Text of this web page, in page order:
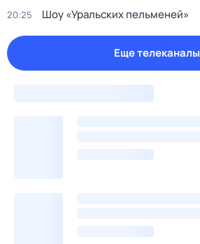
20:25 Шоу «Уральских пельменей»
Еще телеканалы